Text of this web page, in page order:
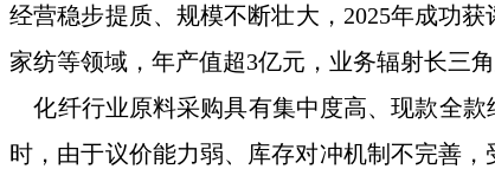
经营稳步提质、规模不断壮大， 2025年成功
家纺等领域，年产值超3亿元，业务辐射长三
化纤行业原料采购具有集中度高、现款全款
时， 由于议价能力弱、库存对冲机制不完善